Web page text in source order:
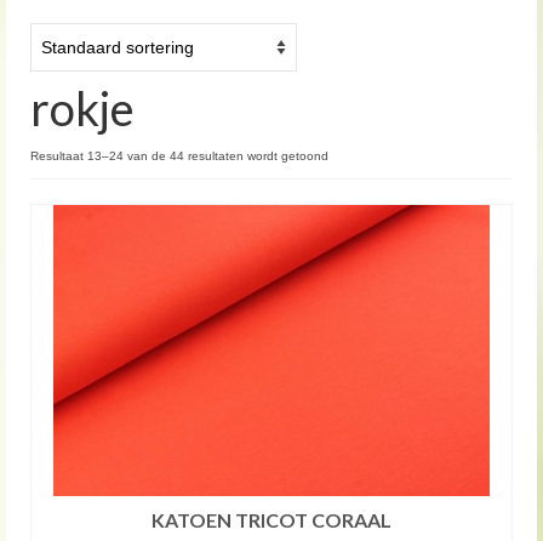
Webshop
Bijzondere creaties
Forums
Over ons
rokje
Resultaat 13–24 van de 44 resultaten wordt getoond
KATOEN TRICOT CORAAL